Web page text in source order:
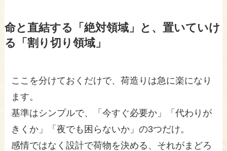
命と直結する「絶対領域」と、置いていけ
る「割り切り領域」
ここを分けておくだけで、荷造りは急に楽になり
ます。
基準はシンプルで、「今すぐ必要か」「代わりが
きくか」「夜でも困らないか」の3つだけ。
感情ではなく設計で荷物を決める、それがまどろ